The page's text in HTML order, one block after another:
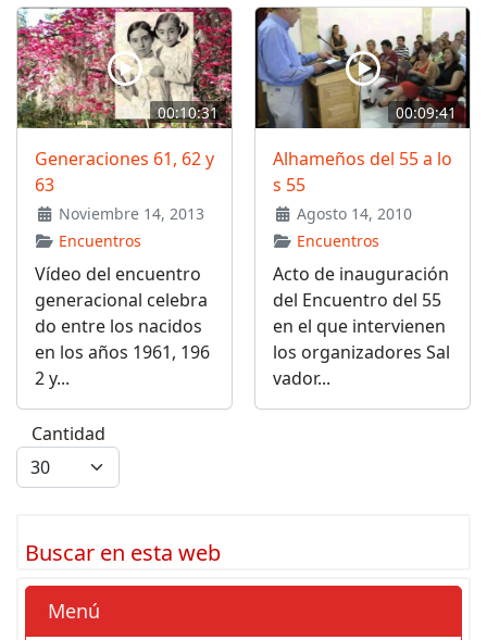
00:10:31
Generaciones 61, 62 y
63
Noviembre 14, 2013
Encuentros
Vídeo del encuentro
generacional celebra
do entre los nacidos
en los años 1961, 196
2 y...
00:09:41
Alhameños del 55 a lo
s 55
Agosto 14, 2010
Encuentros
Acto de inauguración
del Encuentro del 55
en el que intervienen
los organizadores Sal
vador...
Cantidad
Buscar en esta web
Menú